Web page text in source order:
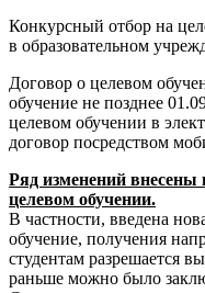
Конкурсный отбор на
в образовательном
Договор о целевом
обучение не позднее
целевом обучении в
договор посредством
Ряд изменений внесены
целевом обучении.
В частности, введена
обучение, получения
студентам разрешается
раньше можно было